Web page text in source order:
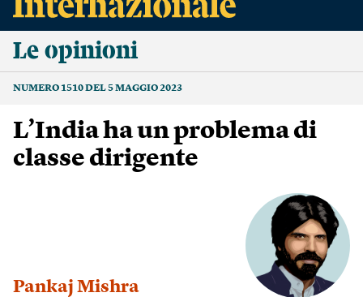
Le opinioni
NUMERO 1510 DEL 5 MAGGIO 2023
L’India ha un problema di
classe dirigente
Pankaj Mishra